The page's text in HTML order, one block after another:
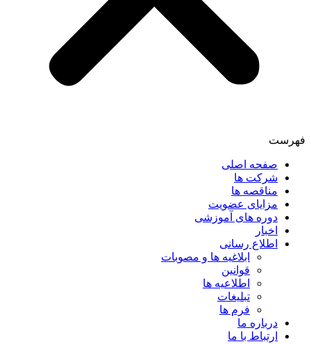
فهرست
صفحه اصلی
شرکت ها
مناقصه ها
مزایای عضویت
دوره های آموزشی
اخبار
اطلاع رسانی
ابلاغیه ها و مصوبات
قوانین
اطلاعیه ها
تبلیغات
فرم ها
درباره ما
ارتباط با ما